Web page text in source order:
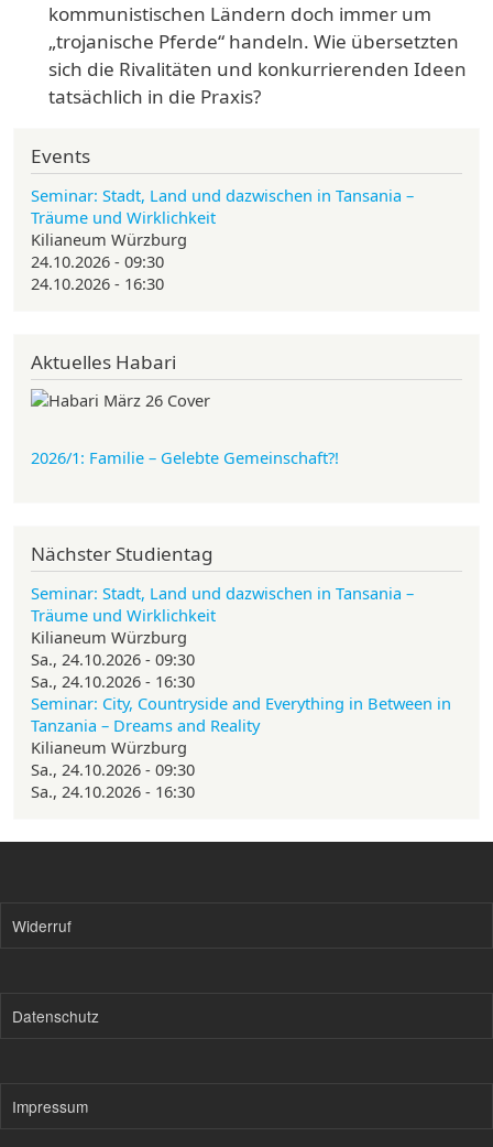
kommunistischen Ländern doch immer um
„trojanische Pferde“ handeln. Wie übersetzten
sich die Rivalitäten und konkurrierenden Ideen
tatsächlich in die Praxis?
Events
Seminar: Stadt, Land und dazwischen in Tansania –
Träume und Wirklichkeit
Kilianeum Würzburg
24.10.2026 - 09:30
24.10.2026 - 16:30
Aktuelles Habari
2026/1: Familie – Gelebte Gemeinschaft?!
Nächster Studientag
Seminar: Stadt, Land und dazwischen in Tansania –
Träume und Wirklichkeit
Kilianeum Würzburg
Sa., 24.10.2026 - 09:30
Sa., 24.10.2026 - 16:30
Seminar: City, Countryside and Everything in Between in
Tanzania – Dreams and Reality
Kilianeum Würzburg
Sa., 24.10.2026 - 09:30
Sa., 24.10.2026 - 16:30
Widerruf
Datenschutz
Impressum